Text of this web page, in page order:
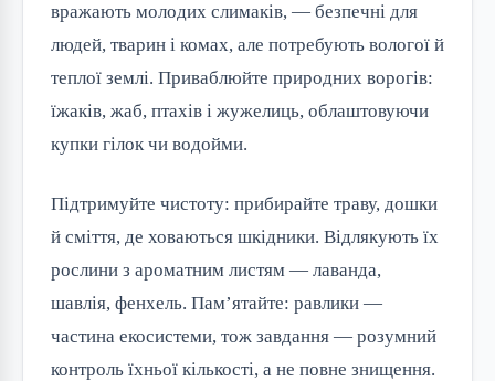
вражають молодих слимаків, — безпечні для
людей, тварин і комах, але потребують вологої й
теплої землі. Приваблюйте природних ворогів:
їжаків, жаб, птахів і жужелиць, облаштовуючи
купки гілок чи водойми.
Підтримуйте чистоту: прибирайте траву, дошки
й сміття, де ховаються шкідники. Відлякують їх
рослини з ароматним листям — лаванда,
шавлія, фенхель. Пам’ятайте: равлики —
частина екосистеми, тож завдання — розумний
контроль їхньої кількості, а не повне знищення.